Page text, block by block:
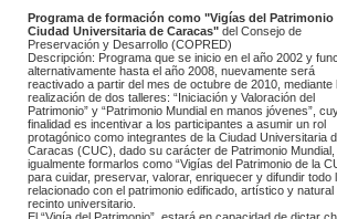
Programa de formación como "Vigías del Patrimonio
Ciudad Universitaria de Caracas" del Consejo de
Preservación y Desarrollo (COPRED)
Descripción: Programa que se inicio en el año 2002 y
alternativamente hasta el año 2008, nuevamente será
reactivado a partir del mes de octubre de 2010, mediante
realización de dos talleres: “Iniciación y Valoración del
Patrimonio” y “Patrimonio Mundial en manos jóvenes”,
finalidad es incentivar a los participantes a asumir un rol
protagónico como integrantes de la Ciudad Universitaria
Caracas (CUC), dado su carácter de Patrimonio Mundial,
igualmente formarlos como “Vigías del Patrimonio de la
para cuidar, preservar, valorar, enriquecer y difundir todo
relacionado con el patrimonio edificado, artístico y natural
recinto universitario.